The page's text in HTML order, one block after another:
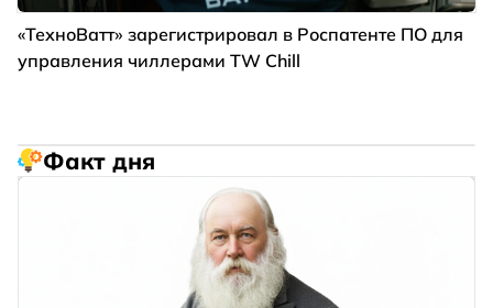
«ТехноВатт» зарегистрировал в Роспатенте ПО для
управления чиллерами TW Chill
Факт дня